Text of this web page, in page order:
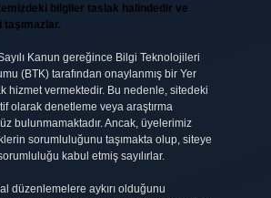
bilgiler taslak halindedir ve
Kanun gereğince Bilgi Teknolojileri
(BTK) tarafından onaylanmış bir Yer
hizmet vermektedir. Bu nedenle, sitedeki
olarak denetleme veya araştırma
bulunmamaktadır. Ancak, üyelerimiz
sorumluluğunu taşımakta olup, siteye
kabul etmiş sayılırlar.
düzenlemelere aykırı olduğunu